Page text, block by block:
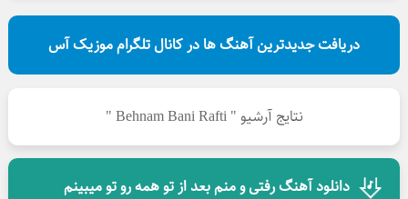
دریافت جدیدترین آهنگ ها در کانال تلگرام موزیک آس
نتایج آرشیو " Behnam Bani Rafti "
دانلود آهنگ رفتی و منم بعد از تو همه رو تو میبینم